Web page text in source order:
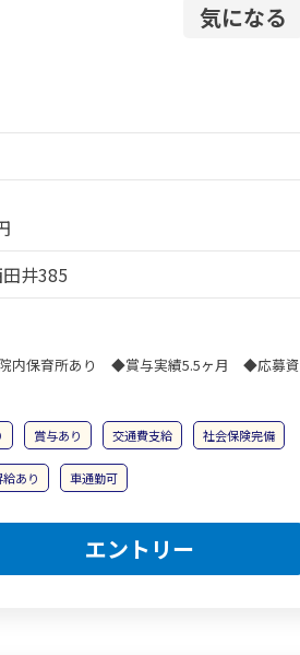
気になる
井385
内保育所あり ◆賞与実績5.5ヶ月 ◆応募資
賞与あり 交通費支給 社会保険完備
給あり 車通勤可
エントリー